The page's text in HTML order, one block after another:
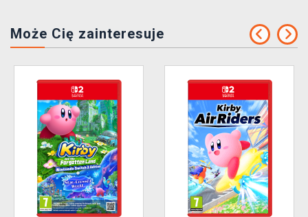
Może Cię zainteresuje